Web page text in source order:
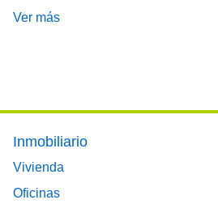
Ver más
Footer main menu
Inmobiliario
Vivienda
Oficinas